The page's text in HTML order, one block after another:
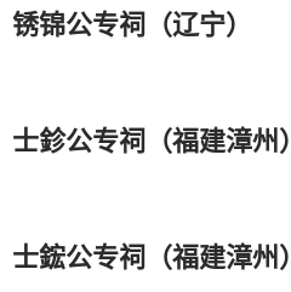
锈锦公专祠（辽宁）
士鉁公专祠（福建漳州）
士鋐公专祠（福建漳州）